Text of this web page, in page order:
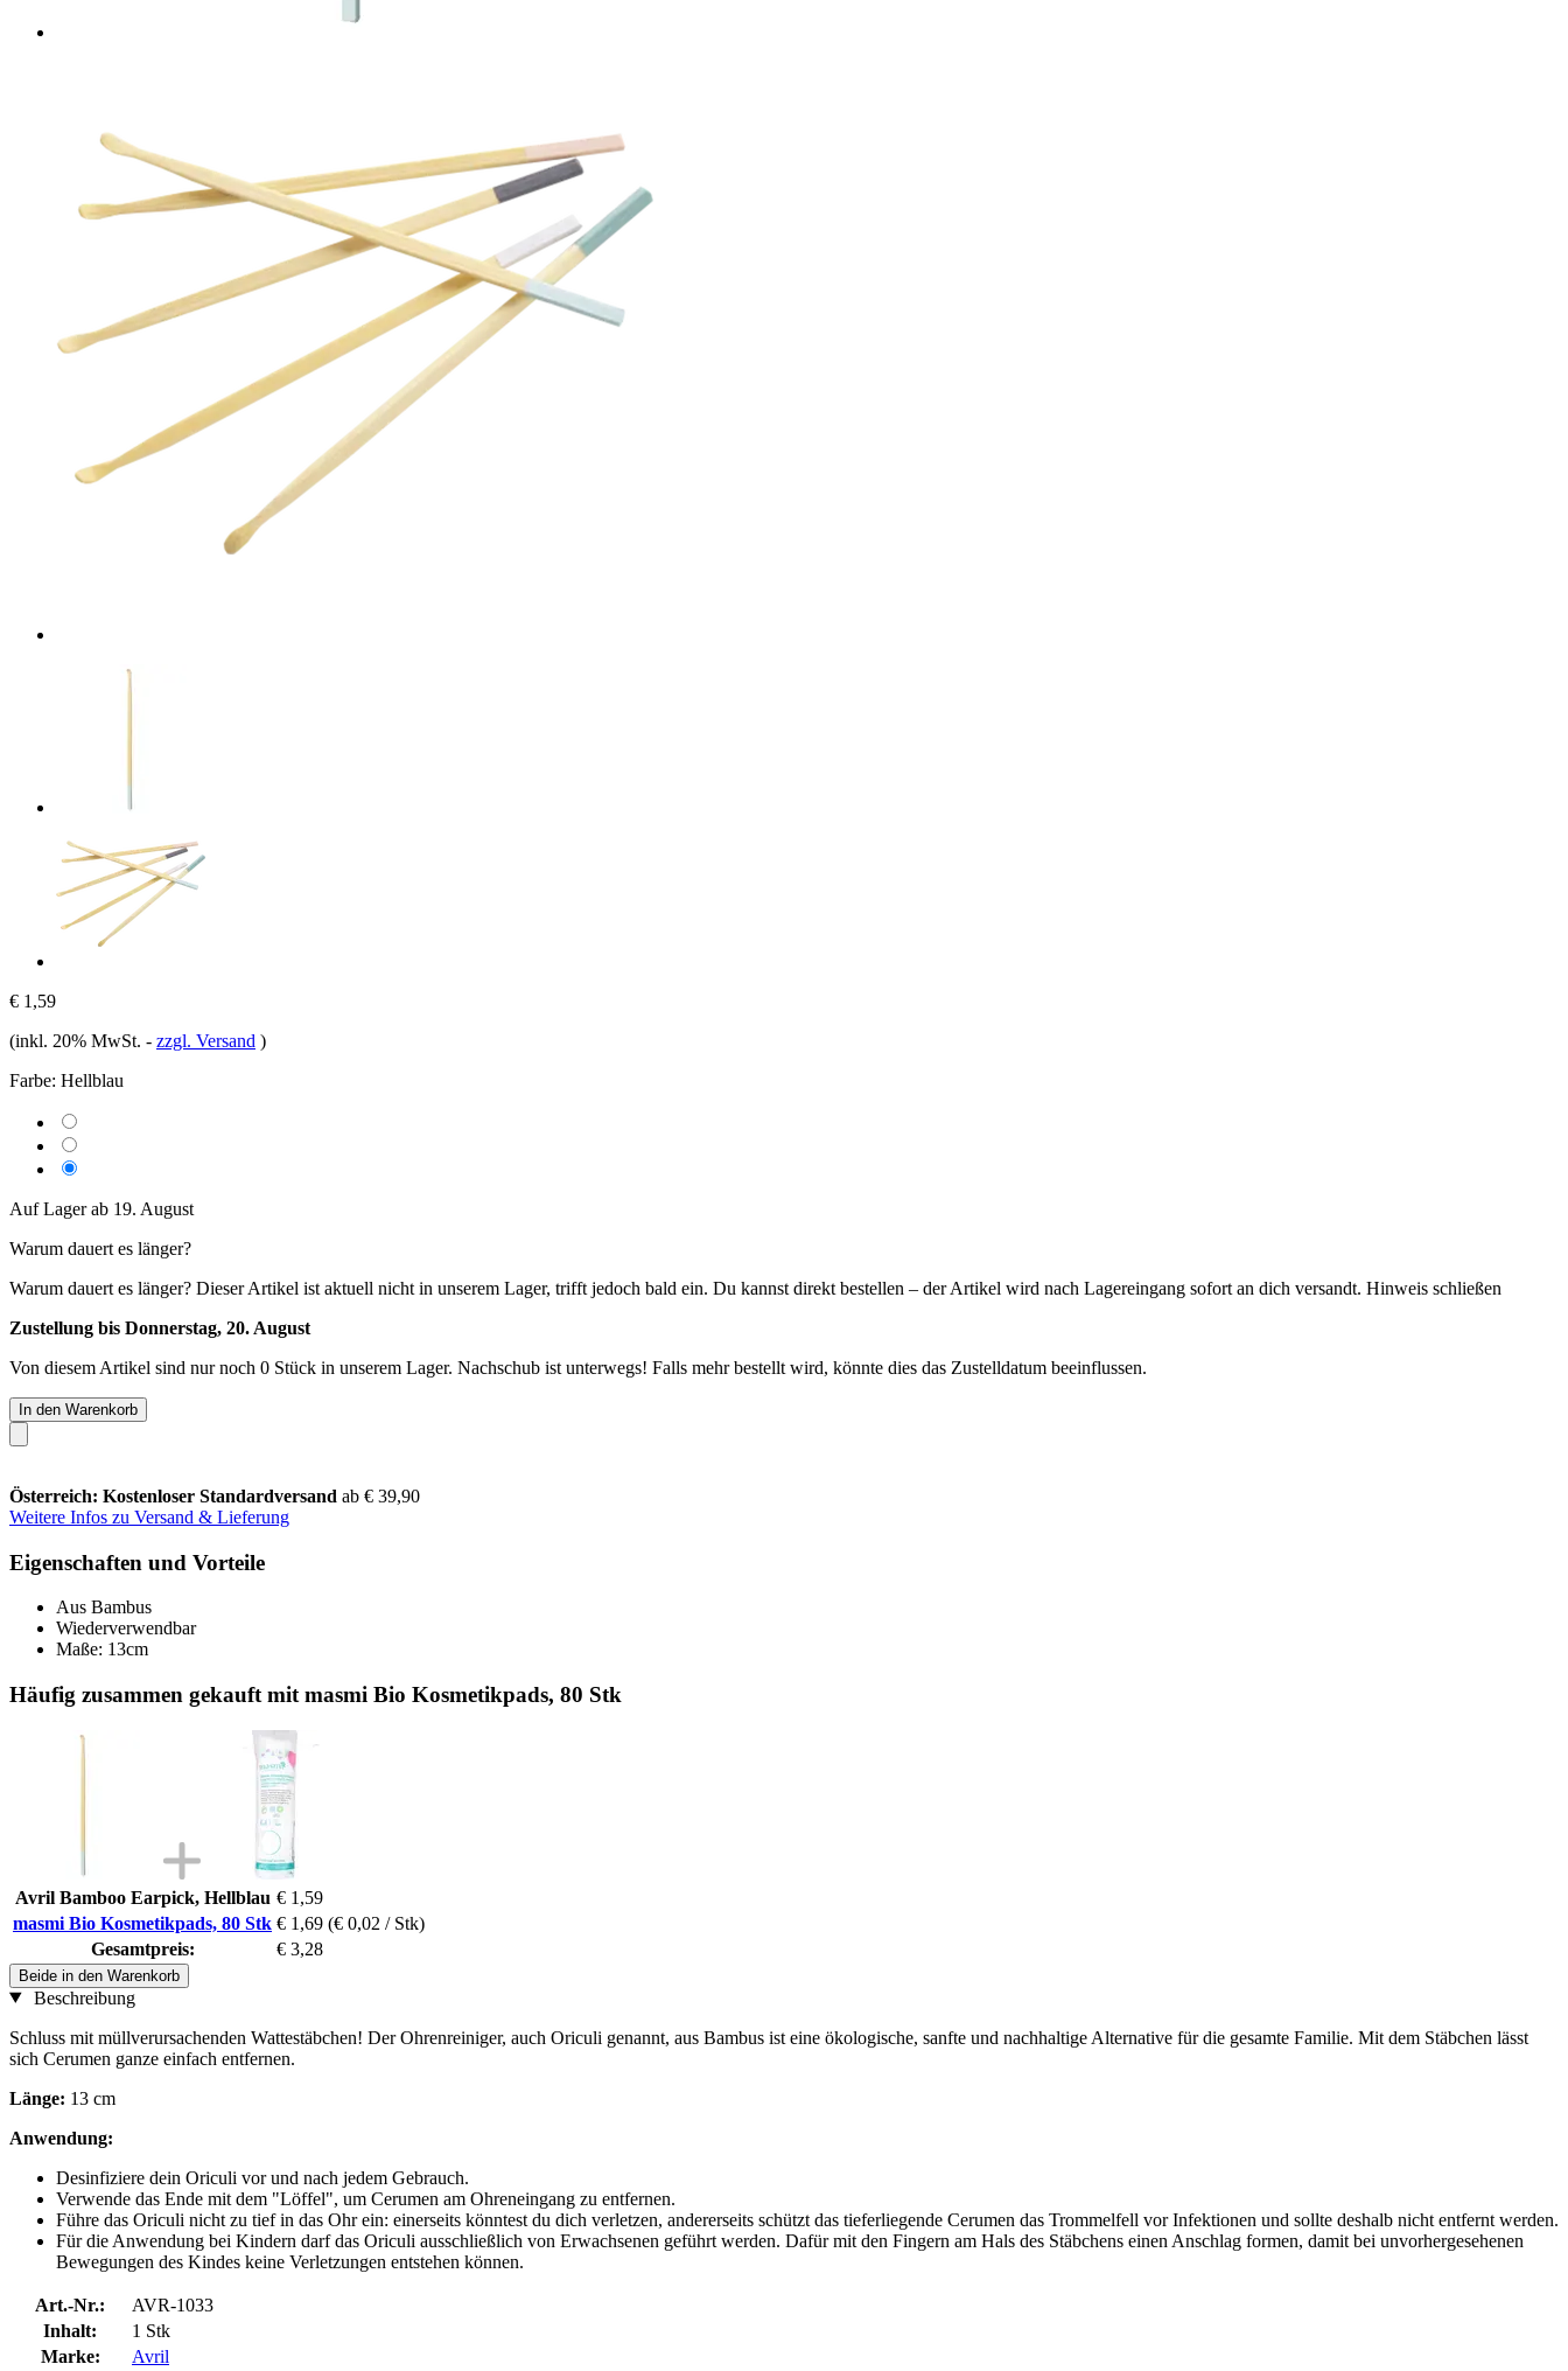
€ 1,59
(inkl. 20% MwSt. - zzgl. Versand )
Farbe: Hellblau
Auf Lager ab 19. August
Warum dauert es länger?
Warum dauert es länger? Dieser Artikel ist aktuell nicht in unserem Lager, trifft jedoch bald ein. Du kannst direkt bestellen – der Artikel wird nach Lagereingang sofort an dich versandt. Hinweis schließen
Zustellung bis Donnerstag, 20. August
Von diesem Artikel sind nur noch 0 Stück in unserem Lager. Nachschub ist unterwegs! Falls mehr bestellt wird, könnte dies das Zustelldatum beeinflussen.
In den Warenkorb
Österreich: Kostenloser Standardversand ab € 39,90
Weitere Infos zu Versand & Lieferung
Eigenschaften und Vorteile
Aus Bambus
Wiederverwendbar
Maße: 13cm
Häufig zusammen gekauft mit masmi Bio Kosmetikpads, 80 Stk
Avril Bamboo Earpick, Hellblau € 1,59
masmi Bio Kosmetikpads, 80 Stk € 1,69 (€ 0,02 / Stk)
Gesamtpreis:
€ 3,28
Beide in den Warenkorb
Beschreibung
Schluss mit müllverursachenden Wattestäbchen! Der Ohrenreiniger, auch Oriculi genannt, aus Bambus ist eine ökologische, sanfte und nachhaltige Alternative für die gesamte Familie. Mit dem Stäbchen lässt
sich Cerumen ganze einfach entfernen.
Länge: 13 cm
Anwendung:
Desinfiziere dein Oriculi vor und nach jedem Gebrauch.
Verwende das Ende mit dem "Löffel", um Cerumen am Ohreneingang zu entfernen.
Führe das Oriculi nicht zu tief in das Ohr ein: einerseits könntest du dich verletzen, andererseits schützt das tieferliegende Cerumen das Trommelfell vor Infektionen und sollte deshalb nicht entfernt werden.
Für die Anwendung bei Kindern darf das Oriculi ausschließlich von Erwachsenen geführt werden. Dafür mit den Fingern am Hals des Stäbchens einen Anschlag formen, damit bei unvorhergesehenen
Bewegungen des Kindes keine Verletzungen entstehen können.
Art.-Nr.:
AVR-1033
Inhalt:
1 Stk
Marke:
Avril